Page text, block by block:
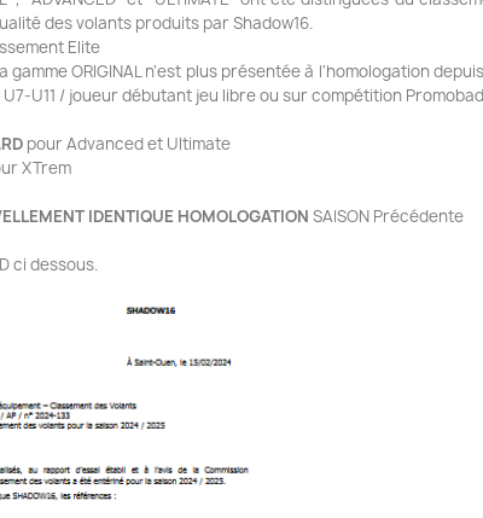
des volants produits par Shadow16.
Elite
gamme ORIGINAL n'est plus présentée à l'homologation
U11 / joueur débutant jeu libre ou sur compétition
pour Advanced et Ultimate
XTrem
IDENTIQUE HOMOLOGATION SAISON Précédente
ci dessous.